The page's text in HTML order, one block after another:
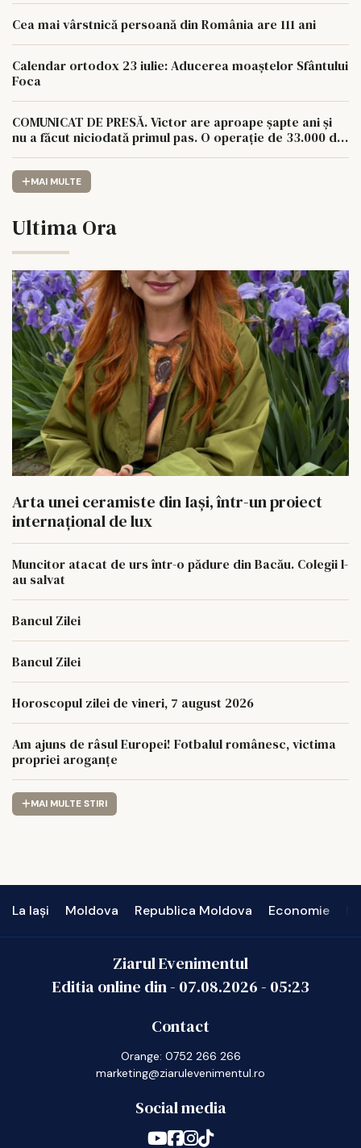
Cea mai vârstnică persoană din România are 111 ani
Calendar ortodox 23 iulie: Aducerea moaștelor Sfântului
Foca
COMUNICAT DE PRESĂ. Victor are aproape șapte ani și
nu a făcut niciodată primul pas. O operație de 33.000 de
MAI MULTE
Ultima Ora
Arta unei ceramiste din Iași, într-un proiect
internațional de lux
Muncitor atacat de urs într-o pădure din Bacău. Colegii l-
au salvat
Bancul Zilei
Bancul Zilei
Horoscopul zilei de vineri, 7 august 2026
Am ajuns de râsul Europei! Fotbalul românesc, victima
propriei aroganțe
MAI MULTE STIRI
La Iași Moldova Republica Moldova Economie
Ziarul Evenimentul
Editia online din - 07.08.2026- 05:23
Contact
Orange: 0752 266 266
marketing@ziarulevenimentul.ro
Social media